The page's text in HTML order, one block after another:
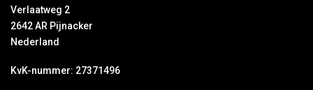
Verlaatweg 2
2642 AR Pijnacker
Nederland
KvK-nummer: 27371496